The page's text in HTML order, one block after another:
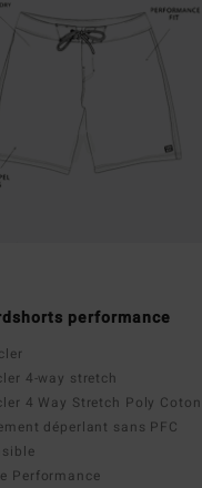
performance
4-way stretch
4 Way Stretch Poly Coton
déperlant sans PFC
Performance